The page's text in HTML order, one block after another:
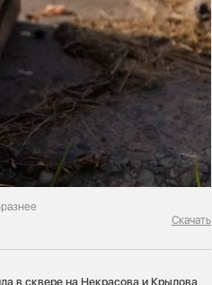
Скачать
в сквере на Некрасова и Крылова